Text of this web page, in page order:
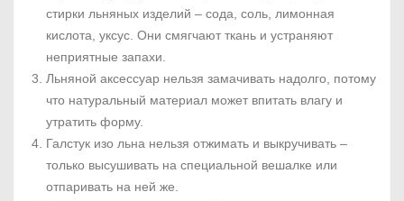
стирки льняных изделий – сода, соль, лимонная
кислота, уксус. Они смягчают ткань и устраняют
неприятные запахи.
Льняной аксессуар нельзя замачивать надолго, потому
что натуральный материал может впитать влагу и
утратить форму.
Галстук изо льна нельзя отжимать и выкручивать –
только высушивать на специальной вешалке или
отпаривать на ней же.